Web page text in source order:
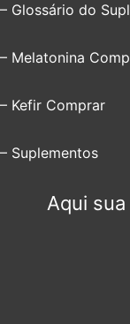
– Glossário do
– Melatonina
– Kefir Comprar
– Suplementos
Aqui